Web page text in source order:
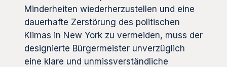
Minderheiten wiederherzustellen und eine
dauerhafte Zerstörung des politischen
Klimas in New York zu vermeiden, muss der
designierte Bürgermeister unverzüglich
eine klare und unmissverständliche